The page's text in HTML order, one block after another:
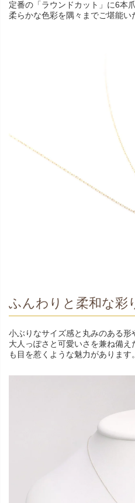
定番の「ラウンドカット」に6本
柔らかな色彩を隅々までご堪能い
ふんわりと柔和な彩
小ぶりなサイズ感と丸みのある形
大人っぽさと可愛いさを兼ね備
も目を惹くような魅力があります。